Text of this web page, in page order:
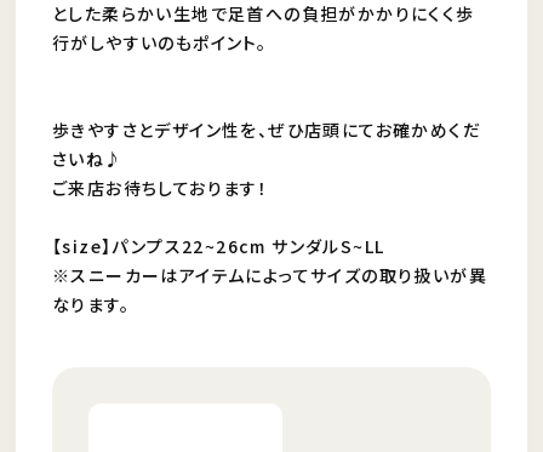
とした柔らかい生地で足首への負担がかかりにくく歩
行がしやすいのもポイント。
歩きやすさとデザイン性を、ぜひ店頭にてお確かめくだ
さいね♪
ご来店お待ちしております！
【size】パンプス22~26cm サンダルS~LL
※スニーカーはアイテムによってサイズの取り扱いが異
なります。